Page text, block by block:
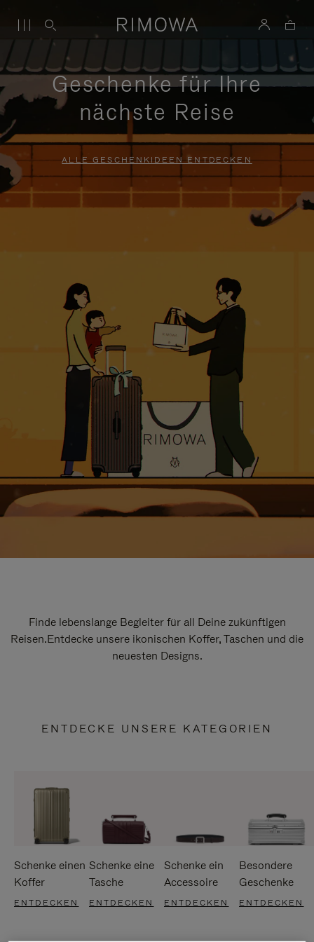
Geschenke für Ihre
nächste Reise
ALLE GESCHENKIDEEN ENTDECKEN
Finde lebenslange Begleiter für all Deine zukünftigen
Reisen.Entdecke unsere ikonischen Koffer, Taschen und die
neuesten Designs.
ENTDECKE UNSERE KATEGORIEN
Schenke einen
Koffer
ENTDECKEN
Schenke eine
Tasche
ENTDECKEN
Schenke ein
Accessoire
ENTDECKEN
Besondere
Geschenke
ENTDECKEN